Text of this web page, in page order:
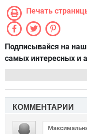
Печать
Подписывайся на наш
самых интересных и
КОММЕНТАРИИ